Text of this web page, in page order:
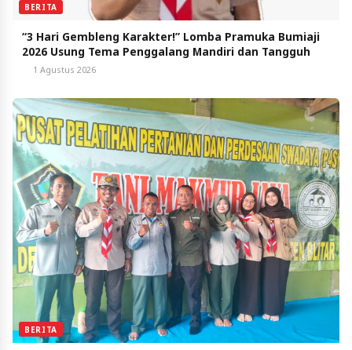
BERITA
“3 Hari Gembleng Karakter!” Lomba Pramuka Bumiaji
2026 Usung Tema Penggalang Mandiri dan Tangguh
1 Agustus 2026
BERITA